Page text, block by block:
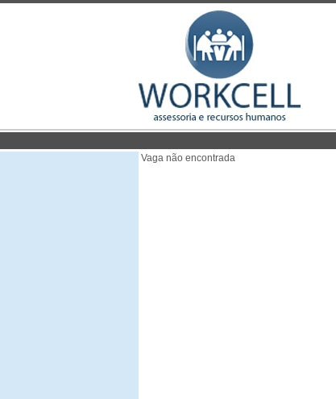
Vaga não encontrada